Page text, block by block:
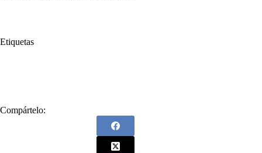
Etiquetas
Compártelo: